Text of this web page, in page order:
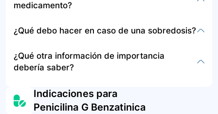
de inyección. Los efectos secundarios graves
intensa, fiebre, dolor de garganta, latidos
si experimenta alguno de estos síntomas.
medicamento?
en instituciones de salud, por lo que el paciente
o disposición del mismo. En caso de disponer
de este medicamento en casa, siga las
proveedor de salud y consulte sobre su
disposición adecuada.
¿Qué debo hacer en caso de una sobredosis?
buscar atención médica de emergencia de
inmediato. La administración de este
profesionales de la salud para minimizar el
riesgo de sobredosis.
¿Qué otra información de importancia
debería saber?
indicaciones de su médico respecto al uso de
este medicamento. No suspenda el tratamiento
Indicaciones para
Penicilina G Benzatinica